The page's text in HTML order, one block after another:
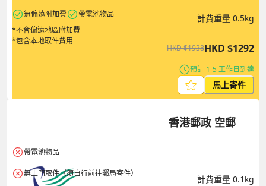
無偏遠附加費
帶電池物品
*不含偏遠地區附加費
*包含本地取件費用
計費重量 0.5kg
HKD$1938HKD $1292
預計 1-5 工作日到達
馬上寄件
香港郵政 空郵
帶電池物品
無上門取件（須自行前往郵局寄件）
計費重量 0.1 kg